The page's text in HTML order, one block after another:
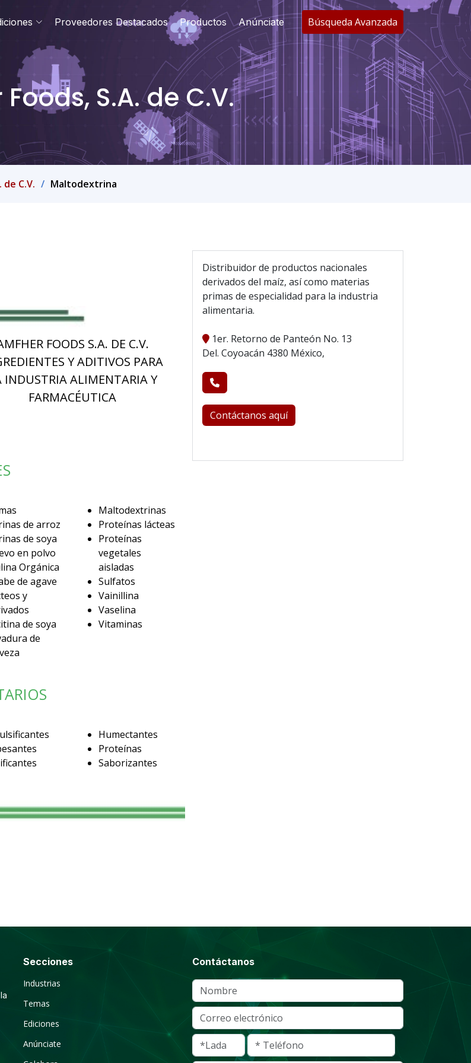
Proveedores Destacados Productos Anúnciate Búsqueda Avanzada
S.A. de C.V.
C.V. Maltodextrina
FOODS S.A. DE C.V.
Y ADITIVOS PARA
INDUSTRIA ALIMENTARIA Y
FARMACÉUTICA
de arroz
de soya
en polvo
Orgánica
de agave
y
de soya
de
Maltodextrinas
Proteínas lácteas
Proteínas
vegetales
aisladas
Sulfatos
Vainillina
Vaselina
Vitaminas
Humectantes
Proteínas
Saborizantes
Distribuidor de productos nacionales
derivados del maíz, así como materias
primas de especialidad para la industria
alimentaria.
1er. Retorno de Panteón No. 13
Del. Coyoacán 4380 México,
Contáctanos aquí
Secciones
Industrias
Temas
Ediciones
Anúnciate
Contáctanos